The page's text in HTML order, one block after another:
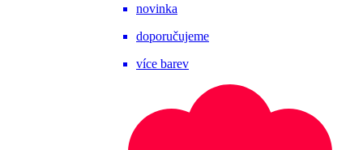
novinka
doporučujeme
více barev